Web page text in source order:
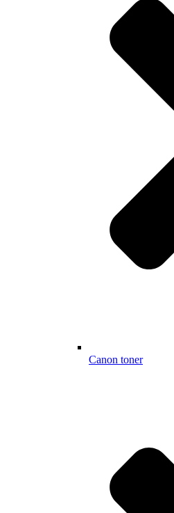
Canon toner